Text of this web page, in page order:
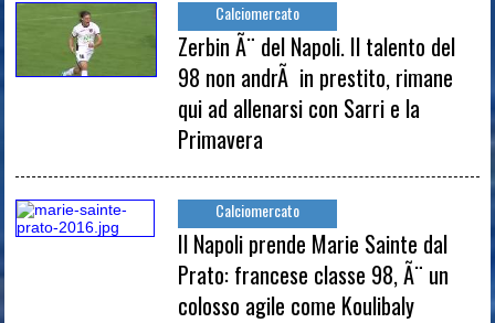
Calciomercato
Zerbin Ã¨ del Napoli. Il talento del
98 non andrÃ in prestito, rimane
qui ad allenarsi con Sarri e la
Primavera
Calciomercato
Il Napoli prende Marie Sainte dal
Prato: francese classe 98, Ã¨ un
colosso agile come Koulibaly